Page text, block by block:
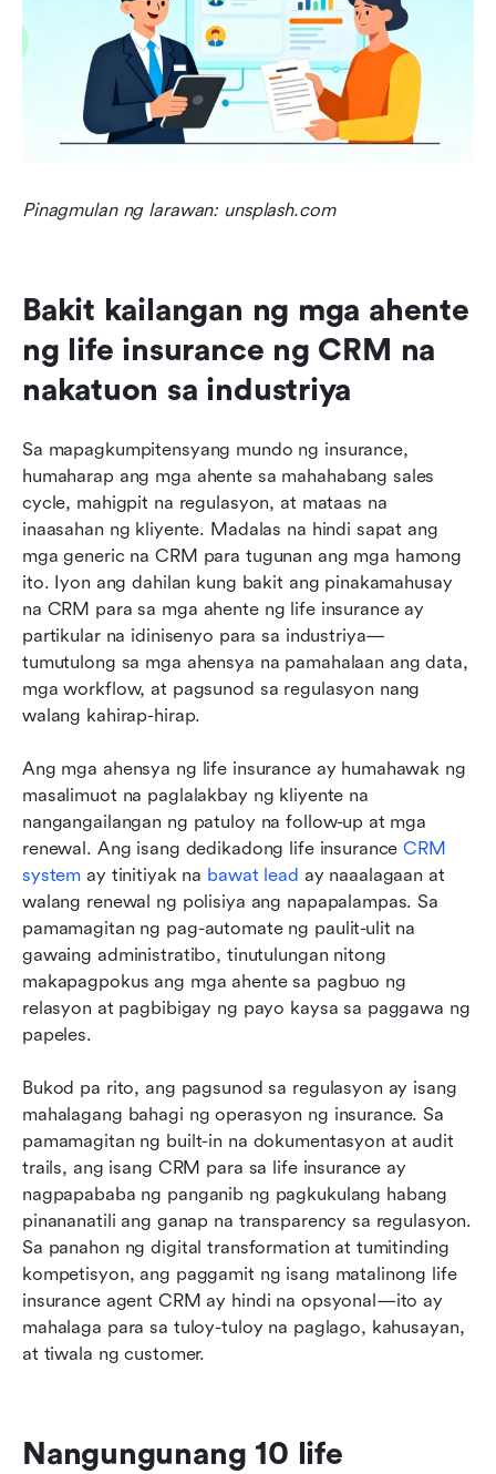
Pinagmulan ng larawan: unsplash.com
Bakit kailangan ng mga ahente
ng life insurance ng CRM na
nakatuon sa industriya
Sa mapagkumpitensyang mundo ng insurance,
humaharap ang mga ahente sa mahahabang sales
cycle, mahigpit na regulasyon, at mataas na
inaasahan ng kliyente. Madalas na hindi sapat ang
mga generic na CRM para tugunan ang mga hamong
ito. Iyon ang dahilan kung bakit ang pinakamahusay
na CRM para sa mga ahente ng life insurance ay
partikular na idinisenyo para sa industriya—
tumutulong sa mga ahensya na pamahalaan ang data,
mga workflow, at pagsunod sa regulasyon nang
walang kahirap-hirap.
Ang mga ahensya ng life insurance ay humahawak ng
masalimuot na paglalakbay ng kliyente na
nangangailangan ng patuloy na follow-up at mga
renewal. Ang isang dedikadong life insurance CRM
system ay tinitiyak na bawat lead ay naaalagaan at
walang renewal ng polisiya ang napapalampas. Sa
pamamagitan ng pag-automate ng paulit-ulit na
gawaing administratibo, tinutulungan nitong
makapagpokus ang mga ahente sa pagbuo ng
relasyon at pagbibigay ng payo kaysa sa paggawa ng
papeles.
Bukod pa rito, ang pagsunod sa regulasyon ay isang
mahalagang bahagi ng operasyon ng insurance. Sa
pamamagitan ng built-in na dokumentasyon at audit
trails, ang isang CRM para sa life insurance ay
nagpapababa ng panganib ng pagkukulang habang
pinananatili ang ganap na transparency sa regulasyon.
Sa panahon ng digital transformation at tumitinding
kompetisyon, ang paggamit ng isang matalinong life
insurance agent CRM ay hindi na opsyonal—ito ay
mahalaga para sa tuloy-tuloy na paglago, kahusayan,
at tiwala ng customer.
Nangungunang 10 life